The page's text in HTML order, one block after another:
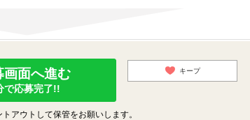
画面へ進む
で応募完了!!
キープ
アウトして保管をお願いします。